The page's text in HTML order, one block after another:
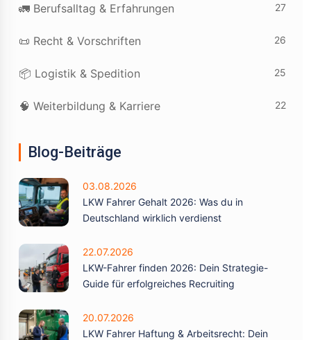
🚛 Berufsalltag & Erfahrungen 27
📜 Recht & Vorschriften 26
📦 Logistik & Spedition 25
🧠 Weiterbildung & Karriere 22
Blog-Beiträge
03.08.2026
LKW Fahrer Gehalt 2026: Was du in
Deutschland wirklich verdienst
22.07.2026
LKW-Fahrer finden 2026: Dein Strategie-
Guide für erfolgreiches Recruiting
20.07.2026
LKW Fahrer Haftung & Arbeitsrecht: Dein